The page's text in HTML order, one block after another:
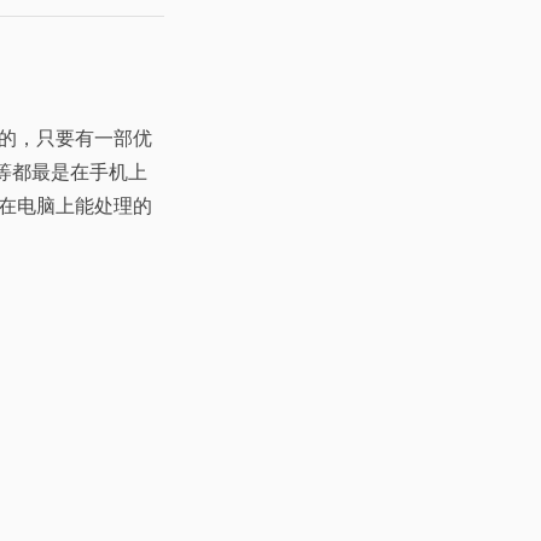
，只要有一部优
都最是在手机上
电脑上能处理的